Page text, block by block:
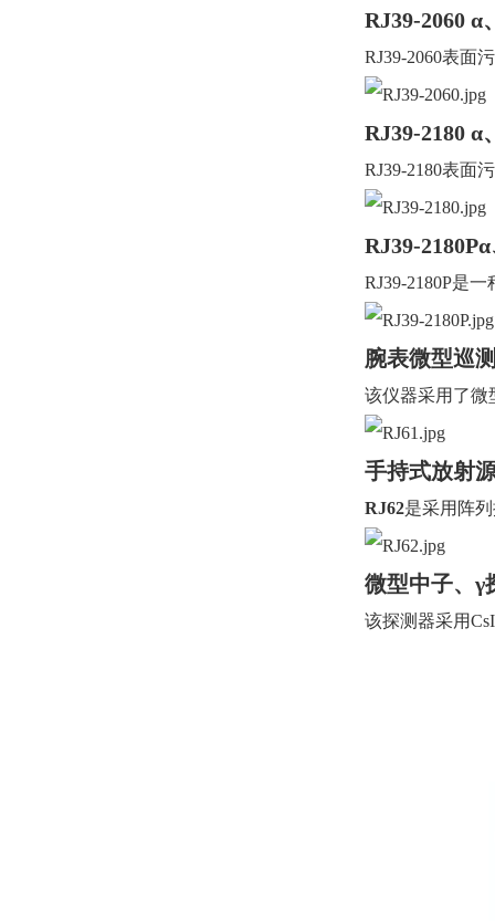
RJ39-2060 α
RJ39-2060表面
RJ39-2180 α
RJ39-2180表面
RJ39-2180Pα
RJ39-2180P是一
腕表微型巡
该仪器采用了微
手持式放射
RJ62是采用阵
微型中子、γ
该探测器采用